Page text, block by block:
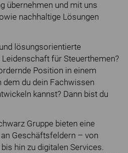
übernehmen und mit uns
nachhaltige Lösungen
lösungsorientierte
für Steuerthemen?
Position in einem
dem du dein Fachwissen
kannst? Dann bist du
Gruppe bieten eine
Geschäftsfeldern – von
hin zu digitalen Services.